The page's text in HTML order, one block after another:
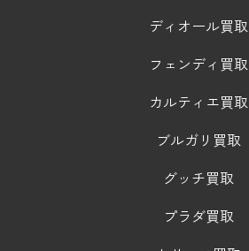
ディオール買取
フェンディ買取
カルティエ買取
ブルガリ買取
グッチ買取
プラダ買取